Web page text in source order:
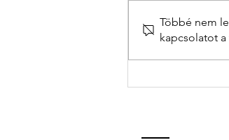
Többé nem
kapcsolatot